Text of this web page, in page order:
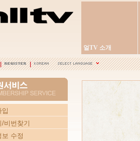
얼TV 소개
입
/비번찾기
보 수정